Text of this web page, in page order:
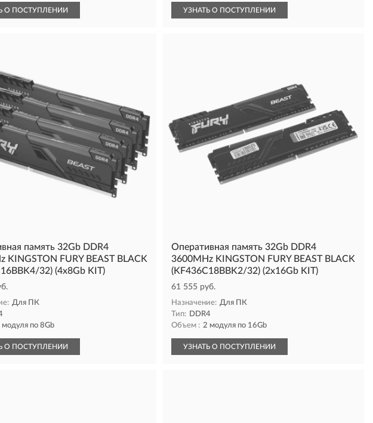
О ПОСТУПЛЕНИИ УЗНАТЬ О ПОСТУПЛЕНИИ
память 32Gb DDR4
KINGSTON FURY BEAST BLACK
32) (4x8Gb KIT)
Для ПК
модуля по 8Gb
О ПОСТУПЛЕНИИ
Оперативная память 32Gb DDR4
3600MHz KINGSTON FURY BEAST BLACK
(KF436C18BBK2/32) (2x16Gb KIT)
61 555 руб.
Назначение: Для ПК
Тип: DDR4
Объем : 2 модуля по 16Gb
УЗНАТЬ О ПОСТУПЛЕНИИ